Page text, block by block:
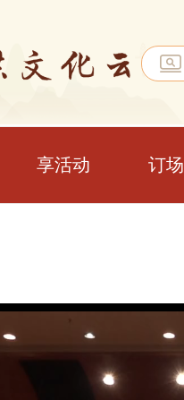
享活动 订